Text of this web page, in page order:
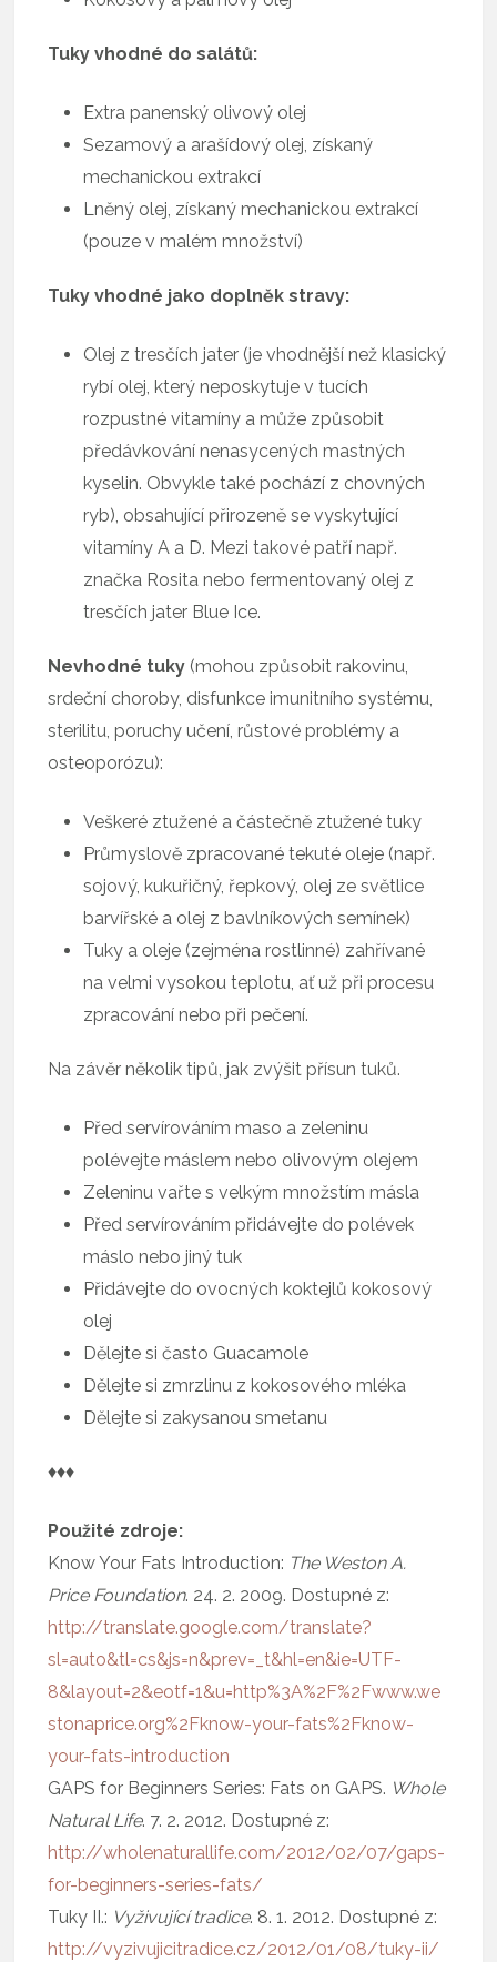
Tuky vhodné do salátů:
Extra panenský olivový olej
Sezamový a arašídový olej, získaný
mechanickou extrakcí
Lněný olej, získaný mechanickou extrakcí
(pouze v malém množství)
Tuky vhodné jako doplněk stravy:
Olej z tresčích jater (je vhodnější než klasický
rybí olej, který neposkytuje v tucích
rozpustné vitamíny a může způsobit
předávkování nenasycených mastných
kyselin. Obvykle také pochází z chovných
ryb), obsahující přirozeně se vyskytující
vitamíny A a D. Mezi takové patří např.
značka Rosita nebo fermentovaný olej z
tresčích jater Blue Ice.
Nevhodné tuky (mohou způsobit rakovinu,
srdeční choroby, disfunkce imunitního systému,
sterilitu, poruchy učení, růstové problémy a
osteoporózu):
Veškeré ztužené a částečně ztužené tuky
Průmyslově zpracované tekuté oleje (např.
sojový, kukuřičný, řepkový, olej ze světlice
barvířské a olej z bavlníkových semínek)
Tuky a oleje (zejména rostlinné) zahřívané
na velmi vysokou teplotu, ať už při procesu
zpracování nebo při pečení.
Na závěr několik tipů, jak zvýšit přísun tuků.
Před servírováním maso a zeleninu
polévejte máslem nebo olivovým olejem
Zeleninu vařte s velkým množstím másla
Před servírováním přidávejte do polévek
máslo nebo jiný tuk
Přidávejte do ovocných koktejlů kokosový
olej
Dělejte si často Guacamole
Dělejte si zmrzlinu z kokosového mléka
Dělejte si zakysanou smetanu
♦♦♦
Použité zdroje:
Know Your Fats Introduction: The Weston A.
Price Foundation. 24. 2. 2009. Dostupné z:
http://translate.google.com/translate?
sl=auto&tl=cs&js=n&prev=_t&hl=en&ie=UTF-
8&layout=2&eotf=1&u=http%3A%2F%2Fwww.we
stonaprice.org%2Fknow-your-fats%2Fknow-
your-fats-introduction
GAPS for Beginners Series: Fats on GAPS. Whole
Natural Life. 7. 2. 2012. Dostupné z:
http://wholenaturallife.com/2012/02/07/gaps-
for-beginners-series-fats/
Tuky II.: Vyživující tradice. 8. 1. 2012. Dostupné z:
http://vyzivujicitradice.cz/2012/01/08/tuky-ii/